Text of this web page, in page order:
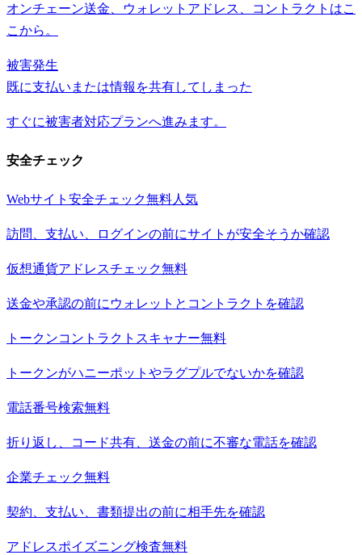
オンチェーン送金、ウォレットアドレス、コントラクトはこ
こから。
被害発生
既に支払いまたは情報を共有してしまった
すぐに被害者対応プランへ進みます。
安全チェック
Webサイト安全チェック無料人気
訪問、支払い、ログインの前にサイトが安全そうか確認
仮想通貨アドレスチェック無料
送金や承認の前にウォレットとコントラクトを確認
トークンコントラクトスキャナー無料
トークンがハニーポットやラグプルでないかを確認
電話番号検索無料
折り返し、コード共有、送金の前に不審な電話を確認
企業チェック無料
契約、支払い、書類提出の前に相手先を確認
アドレスポイズニング検査無料